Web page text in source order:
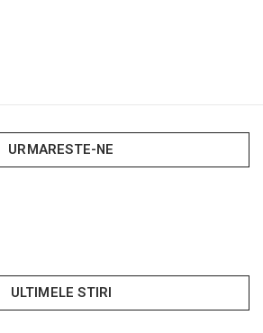
URMARESTE-NE
ULTIMELE STIRI